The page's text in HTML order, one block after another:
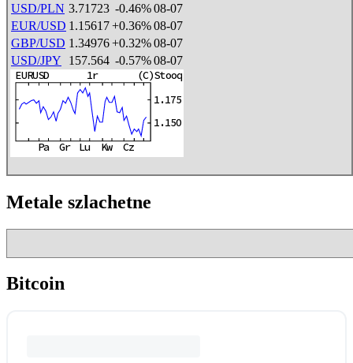
USD/PLN 3.71723 -0.46%08-07
EUR/USD 1.15617+0.36%08-07
GBP/USD 1.34976+0.32%08-07
USD/JPY
157.564 -0.57%08-07
Metale szlachetne
Bitcoin